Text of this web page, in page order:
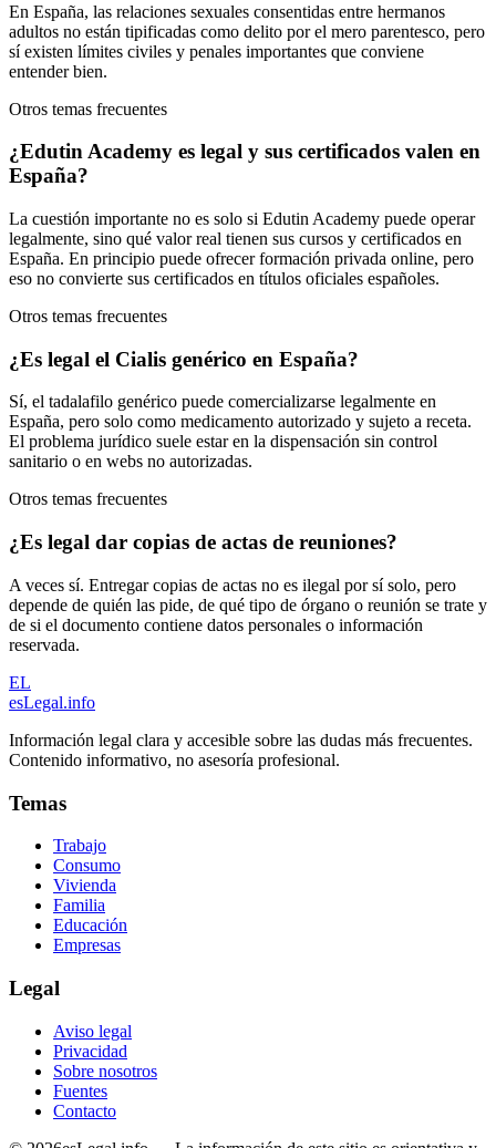
En España, las relaciones sexuales consentidas entre hermanos
adultos no están tipificadas como delito por el mero parentesco, pero
sí existen límites civiles y penales importantes que conviene
entender bien.
Otros temas frecuentes
¿Edutin Academy es legal y sus certificados valen en
España?
La cuestión importante no es solo si Edutin Academy puede operar
legalmente, sino qué valor real tienen sus cursos y certificados en
España. En principio puede ofrecer formación privada online, pero
eso no convierte sus certificados en títulos oficiales españoles.
Otros temas frecuentes
¿Es legal el Cialis genérico en España?
Sí, el tadalafilo genérico puede comercializarse legalmente en
España, pero solo como medicamento autorizado y sujeto a receta.
El problema jurídico suele estar en la dispensación sin control
sanitario o en webs no autorizadas.
Otros temas frecuentes
¿Es legal dar copias de actas de reuniones?
A veces sí. Entregar copias de actas no es ilegal por sí solo, pero
depende de quién las pide, de qué tipo de órgano o reunión se trate y
de si el documento contiene datos personales o información
reservada.
EL
esLegal.info
Información legal clara y accesible sobre las dudas más frecuentes.
Contenido informativo, no asesoría profesional.
Temas
Trabajo
Consumo
Vivienda
Familia
Educación
Empresas
Legal
Aviso legal
Privacidad
Sobre nosotros
Fuentes
Contacto